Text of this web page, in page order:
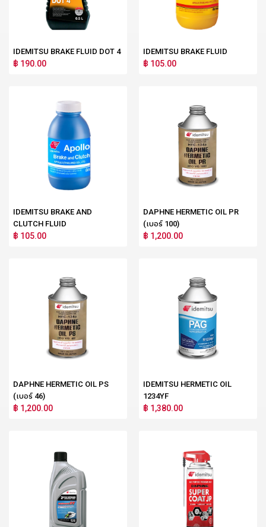
IDEMITSU BRAKE FLUID DOT 4
฿ 190.00
IDEMITSU BRAKE FLUID
฿ 105.00
IDEMITSU BRAKE AND
CLUTCH FLUID
฿ 105.00
DAPHNE HERMETIC OIL PR
(เบอร์ 100)
฿ 1,200.00
DAPHNE HERMETIC OIL PS
(เบอร์ 46)
฿ 1,200.00
IDEMITSU HERMETIC OIL
1234YF
฿ 1,380.00